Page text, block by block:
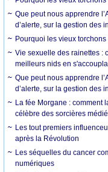
Que peut nous apprendre
d’alerte, sur la gestion des
Pourquoi les vieux
Vie sexuelle des rainettes :
meilleurs nids en
Que peut nous apprendre
d’alerte, sur la gestion des
La fée Morgane : comment
célèbre des sorcières
Les tout premiers
après la Révolution
Les séquelles du cancer
numériques